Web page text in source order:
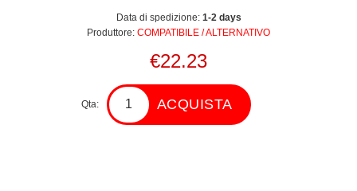
Data di spedizione: 1-2 days
Produttore: COMPATIBILE / ALTERNATIVO
€22.23
Qta: ACQUISTA